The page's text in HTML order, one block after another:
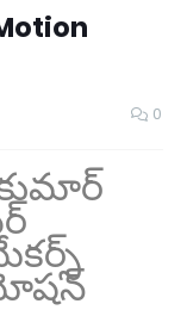
0
కుమార్